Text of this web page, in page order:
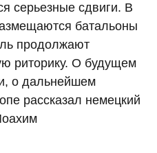
серьезные сдвиги. В
батальоны
продолжают
риторику. О будущем
о дальнейшем
рассказал немецкий